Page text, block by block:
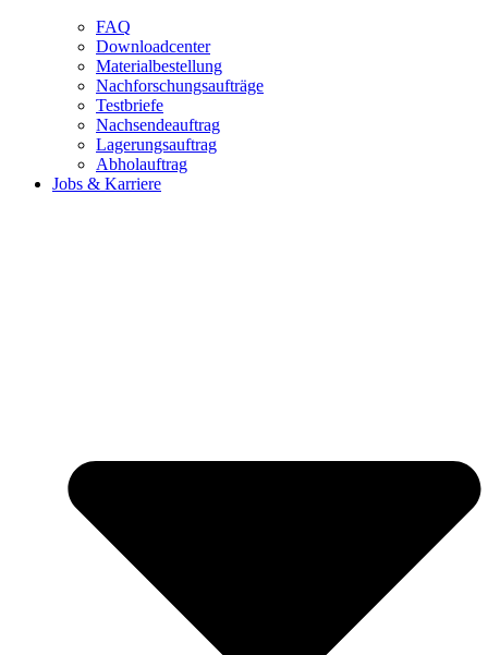
FAQ
Downloadcenter
Materialbestellung
Nachforschungsaufträge
Testbriefe
Nachsendeauftrag
Lagerungsauftrag
Abholauftrag
Jobs & Karriere